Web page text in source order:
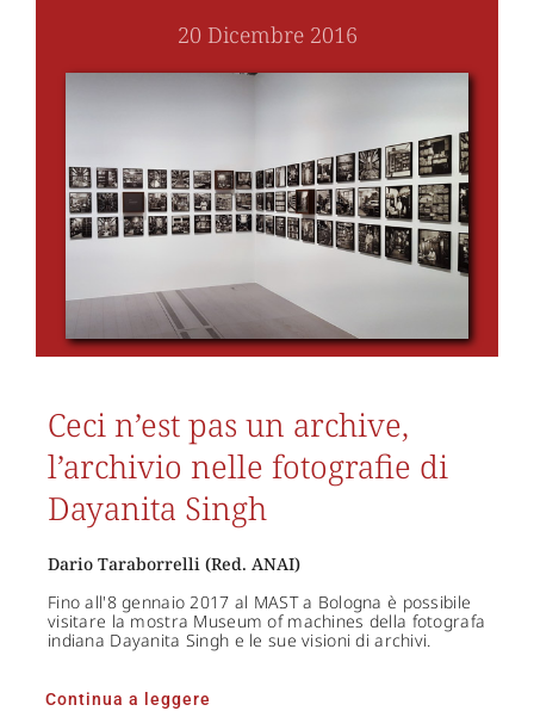
20 Dicembre 2016
Ceci n’est pas un archive,
l’archivio nelle fotografie di
Dayanita Singh
Dario Taraborrelli (Red. ANAI)
Fino all'8 gennaio 2017 al MAST a Bologna è possibile
visitare la mostra Museum of machines della fotografa
indiana Dayanita Singh e le sue visioni di archivi.
Continua a leggere